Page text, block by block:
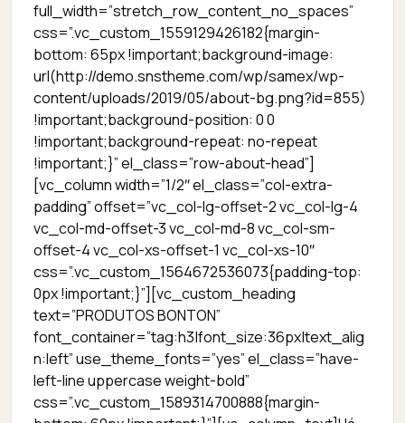
full_width=”stretch_row_content_no_spaces”
css=”.vc_custom_1559129426182{margin-
bottom: 65px !important;background-image:
url(http://demo.snstheme.com/wp/samex/wp-
content/uploads/2019/05/about-bg.png?id=855)
!important;background-position: 0 0
!important;background-repeat: no-repeat
!important;}” el_class=”row-about-head”]
[vc_column width=”1/2″ el_class=”col-extra-
padding” offset=”vc_col-lg-offset-2 vc_col-lg-4
vc_col-md-offset-3 vc_col-md-8 vc_col-sm-
offset-4 vc_col-xs-offset-1 vc_col-xs-10″
css=”.vc_custom_1564672536073{padding-top:
0px !important;}”][vc_custom_heading
text=”PRODUTOS BONTON”
font_container=”tag:h3|font_size:36px|text_alig
n:left” use_theme_fonts=”yes” el_class=”have-
left-line uppercase weight-bold”
css=”.vc_custom_1589314700888{margin-